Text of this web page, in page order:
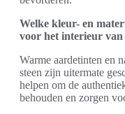
Welke kleur- en
voor het interieur van
Warme aardetinten en
steen zijn uitermate
helpen om de
behouden en zorgen